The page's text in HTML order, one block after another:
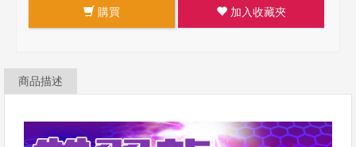
購買 加入收藏夾
商品描述